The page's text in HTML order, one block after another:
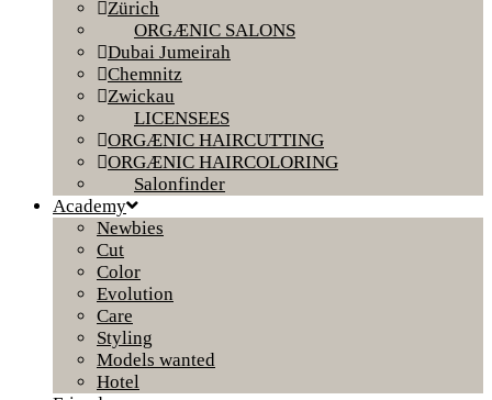
Zürich
ORGÆNIC SALONS
Dubai Jumeirah
Chemnitz
Zwickau
LICENSEES
ORGÆNIC HAIRCUTTING
ORGÆNIC HAIRCOLORING
Salonfinder
Academy
Newbies
Cut
Color
Evolution
Care
Styling
Models wanted
Hotel